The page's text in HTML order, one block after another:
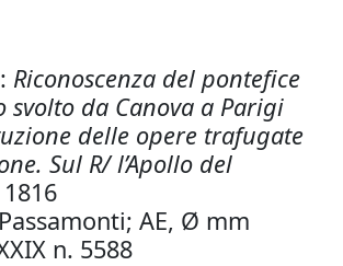
Riconoscenza del pontefice
da Canova a Parigi
delle opere trafugate
Sul R/ l’Apollo del
1816
AE, Ø mm
n. 5588